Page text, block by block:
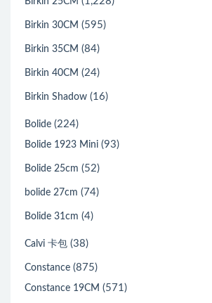
Birkin 30CM (595)
Birkin 35CM (84)
Birkin 40CM (24)
Birkin Shadow (16)
Bolide (224)
Bolide 1923 Mini (93)
Bolide 25cm (52)
bolide 27cm (74)
Bolide 31cm (4)
Calvi 卡包 (38)
Constance (875)
Constance 19CM (571)